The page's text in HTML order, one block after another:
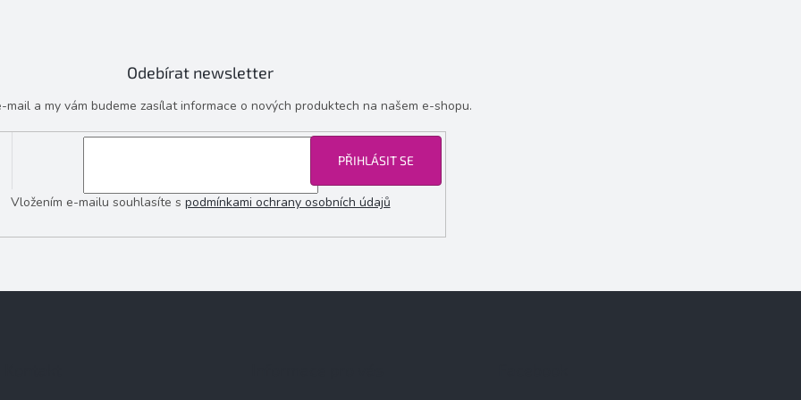
Odebírat newsletter
mail a my vám budeme zasílat informace o nových produktech na našem e-shopu.
Vložením e-mailu souhlasíte s podmínkami ochrany osobních údajů
PŘIHLÁSIT SE